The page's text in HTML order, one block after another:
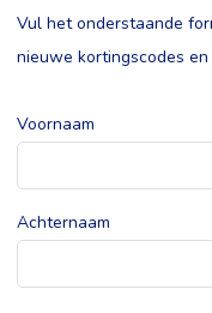
Vul het onderstaande
nieuwe kortingscodes
Voornaam
Achternaam